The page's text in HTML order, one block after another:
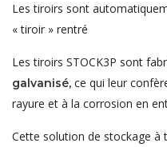
Les tiroirs sont
« tiroir » rentré
Les tiroirs STOCK3P sont
galvanisé, ce qui leur
rayure et à la corrosion en
Cette solution de stockage à